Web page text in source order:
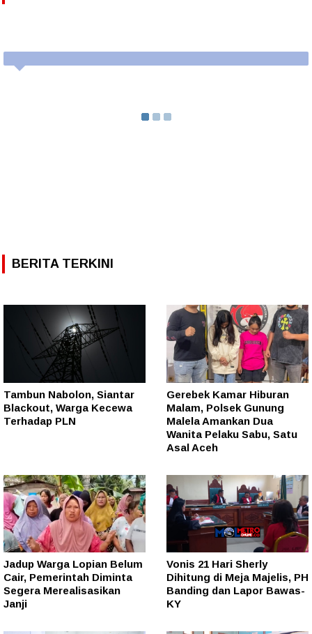
BERITA TERKINI
Tambun Nabolon, Siantar
Blackout, Warga Kecewa
Terhadap PLN
Gerebek Kamar Hiburan
Malam, Polsek Gunung
Malela Amankan Dua
Wanita Pelaku Sabu, Satu
Asal Aceh
Jadup Warga Lopian Belum
Cair, Pemerintah Diminta
Segera Merealisasikan
Janji
Vonis 21 Hari Sherly
Dihitung di Meja Majelis, PH
Banding dan Lapor Bawas-
KY